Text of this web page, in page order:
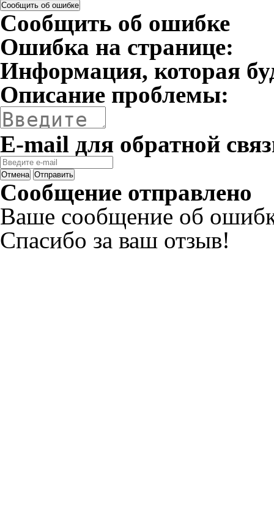
Сообщить об ошибке
Сообщить об ошибке
Ошибка на странице:
Информация, которая
Описание проблемы:
E-mail для обратной
Отмена Отправить
Сообщение отправлено
Ваше сообщение об
Спасибо за ваш отзыв!